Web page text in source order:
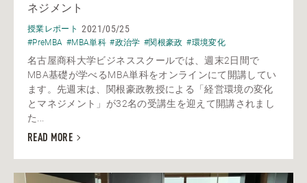
ネジメント
授業レポート 2021/05/25
#PreMBA #MBA単科 #政治学 #関根豪政 #環境変化
名古屋商科大学ビジネススクールでは、週末2日間で
MBA基礎が学べるMBA単科をオンラインにて開講してい
ます。先週末は、関根豪政教授による「経営環境の変化
とマネジメント」が32名の受講生を迎えて開講されまし
た...
READ MORE